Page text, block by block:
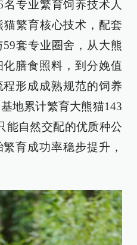
专业繁育饲养技术人
繁育核心技术，配套
套专业圈舍，从大熊
膳食照料，到分娩值
形成成熟规范的饲养
地累计繁育大熊猫143
能自然交配的优质种公
育成功率稳步提升，